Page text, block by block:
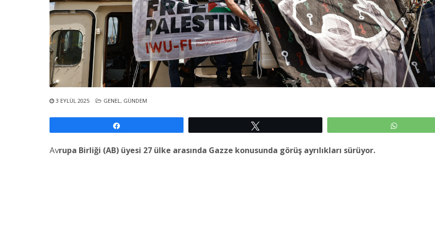
3 EYLÜL 2025 GENEL, GÜNDEM
Avrupa Birliği (AB) üyesi 27 ülke arasında Gazze konusunda görüş ayrılıkları sürüyor.